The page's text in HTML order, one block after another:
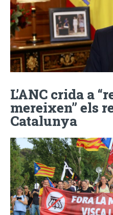
L’ANC crida a
mereixen” els
Catalunya